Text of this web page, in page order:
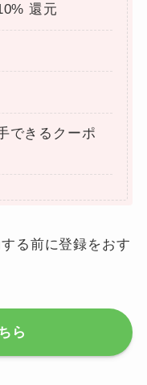
還元
できるクーポ
る前に登録をおす
ら